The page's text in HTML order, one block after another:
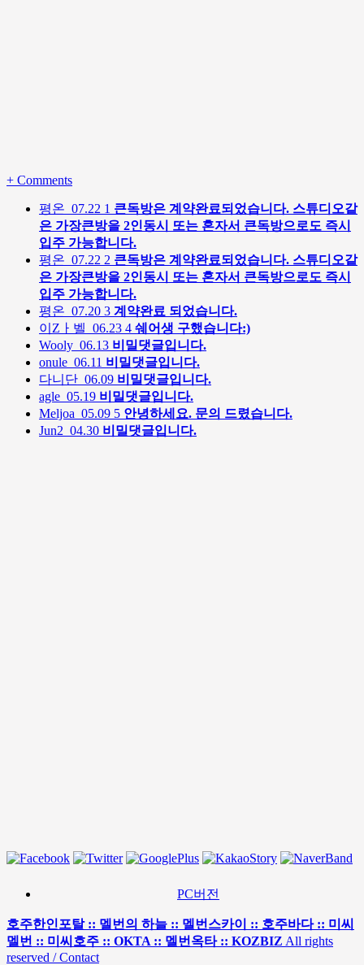
+ Comments
평온 07.22 1 큰독방은 계약완료되었습니다. 스튜디오같
은 가장큰방을 2인동시 또는 혼자서 큰독방으로도 즉시
입주 가능합니다.
평온 07.22 2 큰독방은 계약완료되었습니다. 스튜디오같
은 가장큰방을 2인동시 또는 혼자서 큰독방으로도 즉시
입주 가능합니다.
평온 07.20 3 계약완료 되었습니다.
이Zㅏ벨 06.23 4 쉐어생 구했습니다:)
Wooly 06.13 비밀댓글입니다.
onule 06.11 비밀댓글입니다.
다니단 06.09 비밀댓글입니다.
agle 05.19 비밀댓글입니다.
Meljoa 05.09 5 안녕하세요. 문의 드렸습니다.
Jun2 04.30 비밀댓글입니다.
PC버전
호주한인포탈 :: 멜번의 하늘 :: 멜번스카이 :: 호주바다 :: 미씨
멜번 :: 미씨호주 :: OKTA :: 멜번옥타 :: KOZBIZ All rights
reserved / Contact